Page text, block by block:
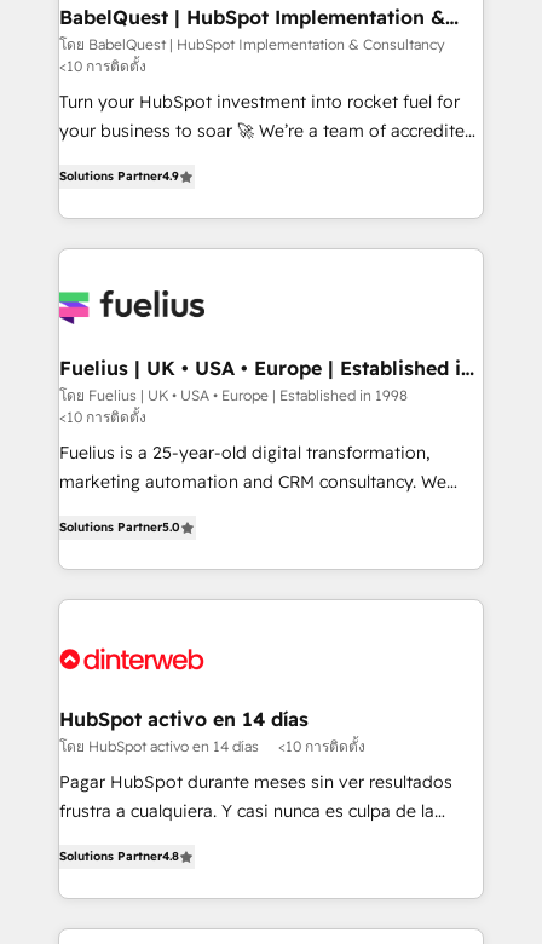
Boutique 'Elite' team of 12 • 150+ clients across Sales
Hub, Marketing Hub, Service Hub, Data Hub and
CMS • ISO/IEC 27001:2022, ISO 9001:2015, and ISO
42001:2023 certified - the AI management standard •
GuardHub: our AI governance framework, built on
'𝗖𝗼𝗻𝘁𝗮𝗰𝘁 𝗯𝘂𝘀𝗶𝗻𝗲𝘀𝘀' button to get in touch (𝘸𝘦'𝘳𝘦
𝘴𝘶𝘱𝘦𝘳 𝘳𝘦𝘴𝘱𝘰𝘯𝘴𝘪𝘷𝘦)
BabelQuest | HubSpot Implementation &
Consultancy
โดย BabelQuest | HubSpot Implementation & Consultancy
<10 การติดตั้ง
Turn your HubSpot investment into rocket fuel for
your business to soar 🚀 We’re a team of accredited
implement the platform into complex business
environments, optimise what you've got and make
sure you can actually use it, build your website in
for you and execute it on HubSpot. We are on the
framework, meaning we've been accredited by
HubSpot and vetted by the CCS, which means we
can support public sector companies as well the
other ones listed in our profile. Our services: -
HubSpot implementation - HubSpot CMS website
is there for you to: - Grow revenue, and run your
business more efficiently - Build stronger
relationships with customers - Make better
more people - Get the most out of your HubSpot
Solutions Partner4.9
Fuelius | UK • USA • Europe | Established in
1998
โดย Fuelius | UK • USA • Europe | Established in 1998
<10 การติดตั้ง
Fuelius is a 25-year-old digital transformation,
marketing automation and CRM consultancy. We
maximise their return from digital and fuel their
growth. We modernise platforms, streamline
operations that are causing inefficiencies, improve
supercharge revenue operations Key services: • CRM
Transformation / Web Development • RevOps &
Sales Consulting • Marketing Automation What
makes us different? 🚀 Top 0.5% of global HubSpot
agencies ⚙️ The strongest technical ability and
partners who will embed ourselves into your
business, processes and systems 🏢 We specialise in
Solutions Partner5.0
HubSpot activo en 14 días
โดย HubSpot activo en 14 días <10 การติดตั้ง
Pagar HubSpot durante meses sin ver resultados
frustra a cualquiera. Y casi nunca es culpa de la
casos de uso: cada uno resuelve un problema
concreto de tu operación en HubSpot. La entrega
Solutions Partner4.8